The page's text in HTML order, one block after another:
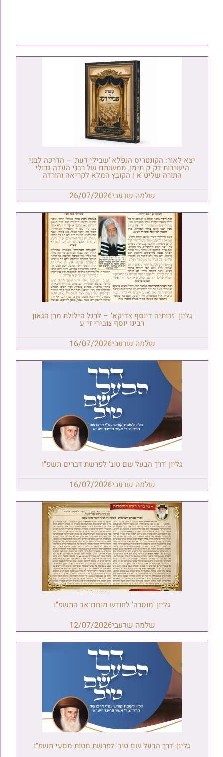
יצא לאור: הקונטריס הנפלא 'שבילי דעת' – הדרכה לבני
הישיבות דק"ק תימן, ממשנתם של רבני העדה גדולי
התורה שליט"א | הקובץ המלא לקריאה והורדה
שלמה שרעבי26/07/2026
גליון "זכותיה דיוסף צדיקא" – לרגל הילולת מרן הגאון
רבינו יוסף צובירי זי"ע
שלמה שרעבי16/07/2026
גליון 'דרך הבעל שם טוב' לפרשת דברים תשפ"ו
שלמה שרעבי16/07/2026
גליון 'מוסרה' לחודש מנחם־אב התשפ"ו
שלמה שרעבי12/07/2026
גליון 'דרך הבעל שם טוב' לפרשת מטות-מסעי תשפ"ו